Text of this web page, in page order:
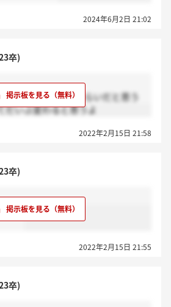
2024年6月2日 21:02
卒)
、100人取らないくらいだと思う
だいぶ変わると思うよ
2022年2月15日 21:58
卒)
たよ
2022年2月15日 21:55
卒)